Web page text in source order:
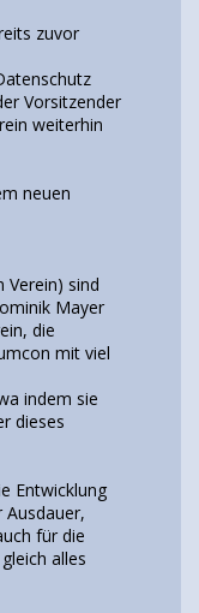
zuvor
Vorsitzender
weiterhin
neuen
Verein) sind
Mayer
die
mit viel
indem sie
dieses
Entwicklung
für die
alles